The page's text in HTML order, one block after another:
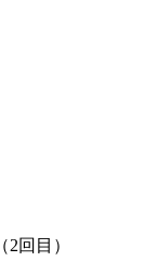
回目）